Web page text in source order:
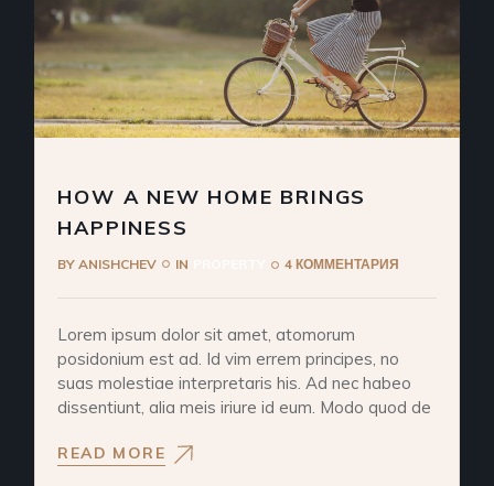
HOW A NEW HOME BRINGS
HAPPINESS
BYANISHCHEV IN 4 КОММЕНТАРИЯ
Lorem ipsum dolor sit amet, atomorum
posidonium est ad. Id vim errem principes, no
suas molestiae interpretaris his. Ad nec habeo
dissentiunt, alia meis iriure id eum. Modo quod de
READ MORE